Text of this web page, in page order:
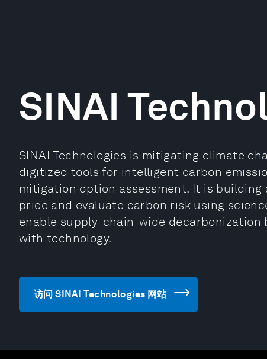
SINAI
SINAI Technologies is mitigating climate
digitized tools for intelligent carbon
mitigation option assessment. It is building
price and evaluate carbon risk using
enable supply-chain-wide
with technology.
访问 SINAI Technologies 网站